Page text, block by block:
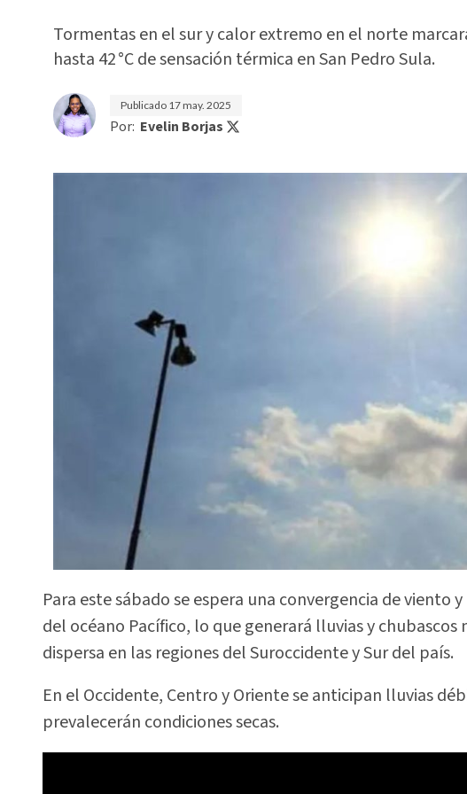
Tormentas en el sur y calor extremo en el norte
hasta 42 °C de sensación térmica en San Pedro Sula.
Publicado 17 may. 2025
Por: Evelin Borjas
Para este sábado se espera una convergencia de viento
del océano Pacífico, lo que generará lluvias y
dispersa en las regiones del Suroccidente y Sur del país.
En el Occidente, Centro y Oriente se anticipan lluvias
prevalecerán condiciones secas.